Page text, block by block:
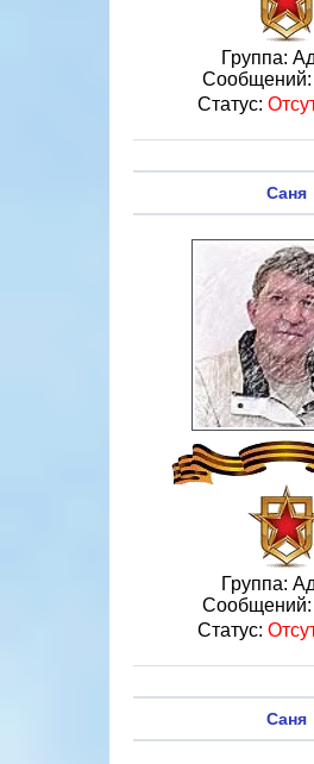
Группа:
Сообщений:
Статус:
Саня
Группа:
Сообщений:
Статус:
Саня